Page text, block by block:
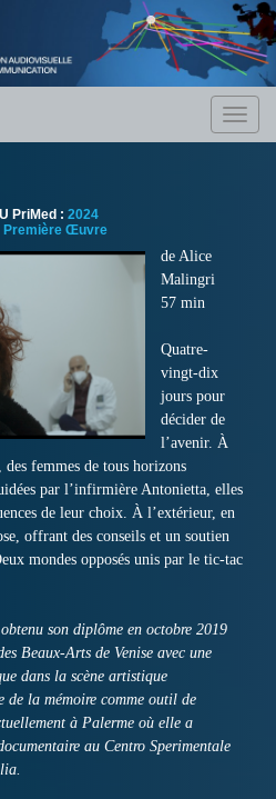
PriMed : 2024
Première Œuvre
de Alice
Malingri
57 min
Quatre-
vingt-dix
jours pour
décider de
l’avenir. À
femmes de tous horizons
par l’infirmière Antonietta, elles
de leur choix. À l’extérieur, en
offrant des conseils et un soutien
mondes opposés unis par le tic-tac
son diplôme en octobre 2019
Beaux-Arts de Venise avec une
dans la scène artistique
de la mémoire comme outil de
à Palerme où elle a
au Centro Sperimentale